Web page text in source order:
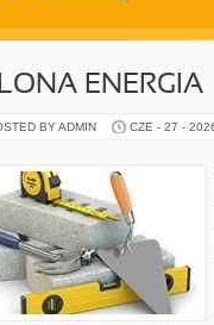
ENERGIA
BY ADMIN CZE - 27 -